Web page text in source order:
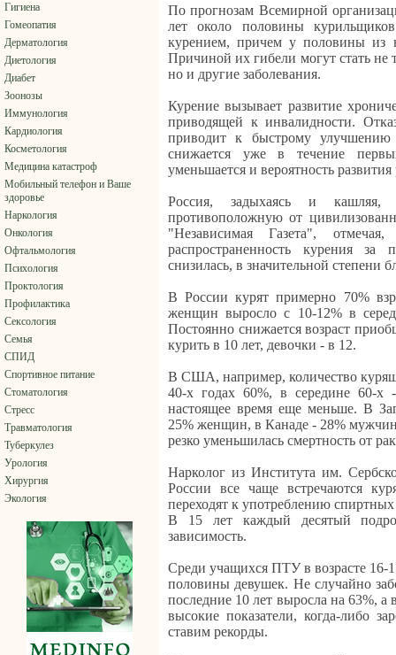
Гигиена
Гомеопатия
Дерматология
Диетология
Диабет
Зоонозы
Иммунология
Кардиология
Косметология
Медицина катастроф
Мобильный телефон и Ваше
здоровье
Наркология
Онкология
Офтальмология
Психология
Проктология
Профилактика
Сексология
Семья
СПИД
Спортивное питание
Стоматология
Стресс
Травматология
Туберкулез
Урология
Хирургия
Экология
По прогнозам Всемирной
лет около половины
курением, причем у половины из
Причиной их гибели могут стать не
но и другие заболевания.
Курение вызывает развитие
приводящей к инвалидности.
приводит к быстрому улучшению
снижается уже в течение
уменьшается и вероятность развития
Россия, задыхаясь и
противоположную от
"Независимая Газета",
распространенность курения за
снизилась, в значительной степени
В России курят примерно 70%
женщин выросло с 10-12% в
Постоянно снижается возраст
курить в 10 лет, девочки - в 12.
В США, например, количество
40-х годах 60%, в середине 60-
настоящее время еще меньше. В
25% женщин, в Канаде - 28%
резко уменьшилась смертность от
Нарколог из Института им.
России все чаще встречаются
переходят к употреблению
В 15 лет каждый десятый
зависимость.
Среди учащихся ПТУ в возрасте 16-
половины девушек. Не случайно
последние 10 лет выросла на 63%,
высокие показатели, когда-либо
ставим рекорды.